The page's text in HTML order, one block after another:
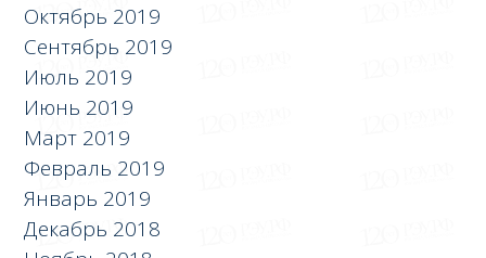
Октябрь 2019
Сентябрь 2019
Июль 2019
Июнь 2019
Март 2019
Февраль 2019
Январь 2019
Декабрь 2018